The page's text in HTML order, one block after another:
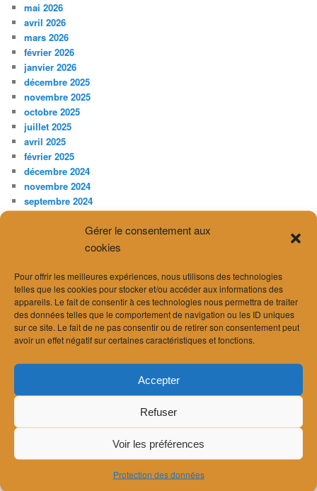
Gérer le consentement aux
cookies
Pour offrir les meilleures expériences, nous utilisons des technologies
telles que les cookies pour stocker et/ou accéder aux informations des
appareils. Le fait de consentir à ces technologies nous permettra de traiter
des données telles que le comportement de navigation ou les ID uniques
sur ce site. Le fait de ne pas consentir ou de retirer son consentement peut
avoir un effet négatif sur certaines caractéristiques et fonctions.
Accepter
Refuser
Voir les préférences
Protection des données
mai 2026
avril 2026
mars 2026
février 2026
janvier 2026
décembre 2025
novembre 2025
octobre 2025
juillet 2025
avril 2025
février 2025
décembre 2024
novembre 2024
septembre 2024
mars 2024
février 2024
janvier 2024
décembre 2023
novembre 2023
avril 2023
janvier 2023
novembre 2022